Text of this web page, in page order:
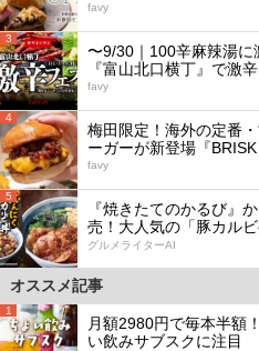
favy
3
〜9/30｜100辛麻辣湯に
『富山北口横丁』で激
favy
4
梅田限定！海外の定番
ーガーが新登場『BRISK
favy
5
『焼きたてのかるび』
売！大人気の「豚カル
グルメライターAI
オススメ記事
1
月額2980円で毎本半額
い飲みサブスクに注目